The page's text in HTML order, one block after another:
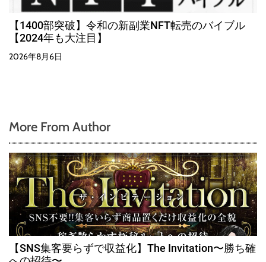
【1400部突破】令和の新副業NFT転売のバイブル
【2024年も大注目】
2026年8月6日
More From Author
【SNS集客要らずで収益化】The Invitation〜勝ち確